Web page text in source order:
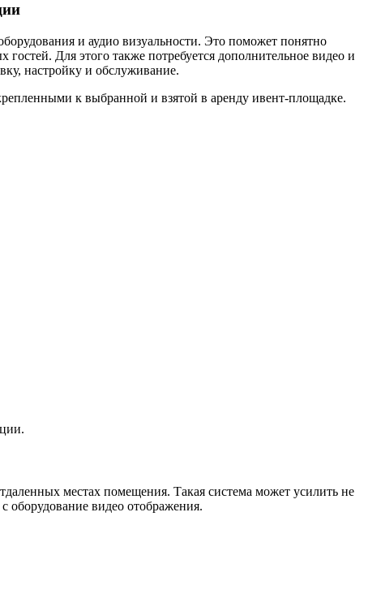
и аудио визуальности. Это поможет понятно
Для этого также потребуется дополнительное видео и
настройку и обслуживание.
к выбранной и взятой в аренду ивент-площадке.
местах помещения. Такая система может усилить не
оборудование видео отображения.